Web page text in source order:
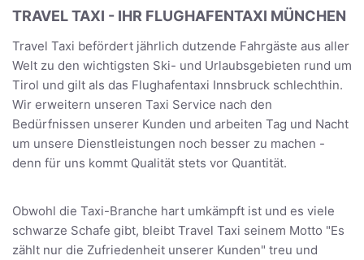
TRAVEL TAXI - IHR FLUGHAFENTAXI MÜNCHEN
Travel Taxi befördert jährlich dutzende Fahrgäste aus aller
Welt zu den wichtigsten Ski- und Urlaubsgebieten rund um
Tirol und gilt als das Flughafentaxi Innsbruck schlechthin.
Wir erweitern unseren Taxi Service nach den
Bedürfnissen unserer Kunden und arbeiten Tag und Nacht
um unsere Dienstleistungen noch besser zu machen -
denn für uns kommt Qualität stets vor Quantität.
Obwohl die Taxi-Branche hart umkämpft ist und es viele
schwarze Schafe gibt, bleibt Travel Taxi seinem Motto "Es
zählt nur die Zufriedenheit unserer Kunden" treu und